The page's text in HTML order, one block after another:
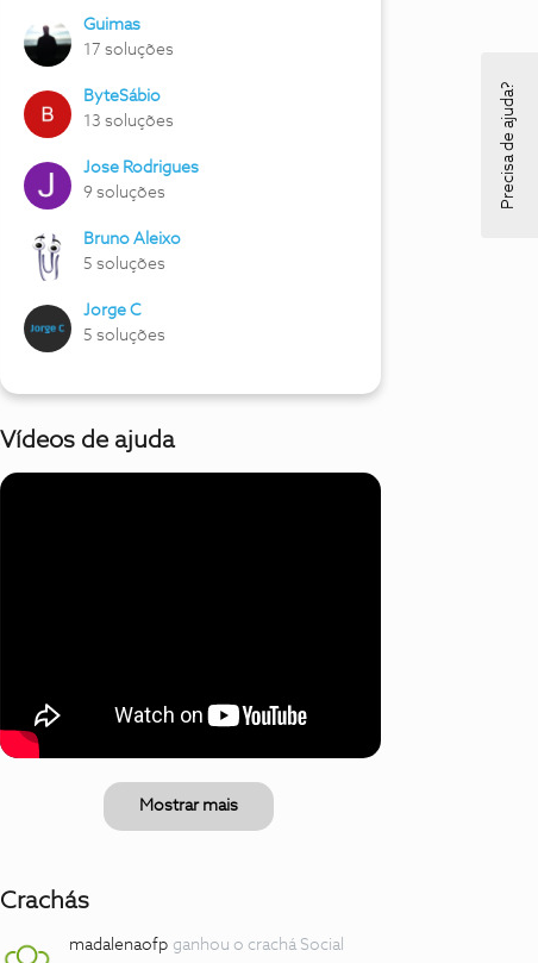
Guimas
17 soluções
ByteSábio
13 soluções
Jose Rodrigues
9 soluções
Bruno Aleixo
5 soluções
Jorge C
5 soluções
Vídeos de ajuda
Mostrar mais
Crachás
madalenaofp ganhou o crachá Social
Precisa de ajuda?